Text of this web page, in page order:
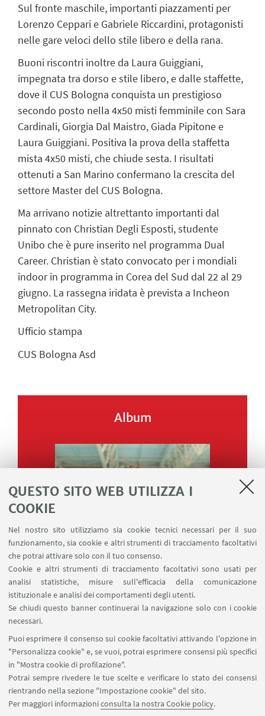
QUESTO SITO WEB UTILIZZA I
COOKIE
Nel nostro sito utilizziamo sia cookie tecnici necessari per il suo
funzionamento, sia cookie e altri strumenti di tracciamento facoltativi
che potrai attivare solo con il tuo consenso.
Cookie e altri strumenti di tracciamento facoltativi sono usati per
analisi statistiche, misure sull'efficacia della comunicazione
istituzionale e analisi dei comportamenti degli utenti.
Se chiudi questo banner continuerai la navigazione solo con i cookie
necessari.
Puoi esprimere il consenso sui cookie facoltativi attivando l'opzione in
"Personalizza cookie" e, se vuoi, potrai esprimere consensi più specifici
in "Mostra cookie di profilazione".
Potrai sempre rivedere le tue scelte e verificare lo stato dei consensi
rientrando nella sezione "Impostazione cookie" del sito.
Per maggiori informazioniconsulta la nostra Cookie policy.
Sul fronte maschile, importanti piazzamenti per
Lorenzo Ceppari e Gabriele Riccardini, protagonisti
nelle gare veloci dello stile libero e della rana.
Buoni riscontri inoltre da Laura Guiggiani,
impegnata tra dorso e stile libero, e dalle staffette,
dove il CUS Bologna conquista un prestigioso
secondo posto nella 4x50 misti femminile con Sara
Cardinali, Giorgia Dal Maistro, Giada Pipitone e
Laura Guiggiani. Positiva la prova della staffetta
mista 4x50 misti, che chiude sesta. I risultati
ottenuti a San Marino confermano la crescita del
settore Master del CUS Bologna.
Ma arrivano notizie altrettanto importanti dal
pinnato con Christian Degli Esposti, studente
Unibo che è pure inserito nel programma Dual
Career. Christian è stato convocato per i mondiali
indoor in programma in Corea del Sud dal 22 al 29
giugno. La rassegna iridata è prevista a Incheon
Metropolitan City.
Ufficio stampa
CUS Bologna Asd
Album